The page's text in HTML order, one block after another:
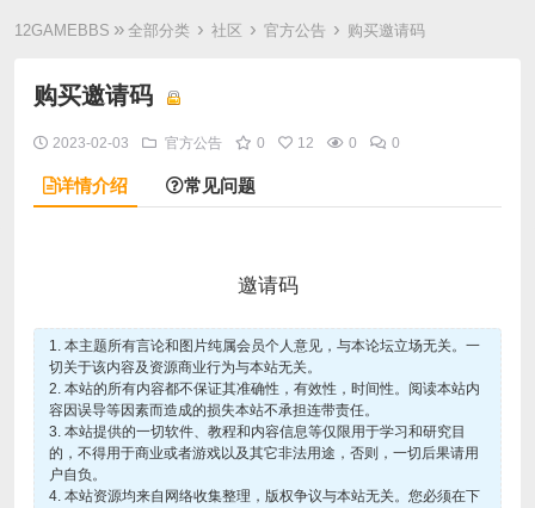
12GAMEBBS » 全部分类 › 社区 › 官方公告 › 购买邀请码
购买邀请码
2023-02-03 官方公告 0 12 0 0
详情介绍 常见问题
邀请码
1. 本主题所有言论和图片纯属会员个人意见，与本论坛立场无关。一
切关于该内容及资源商业行为与本站无关。
2. 本站的所有内容都不保证其准确性，有效性，时间性。阅读本站内
容因误导等因素而造成的损失本站不承担连带责任。
3. 本站提供的一切软件、教程和内容信息等仅限用于学习和研究目
的，不得用于商业或者游戏以及其它非法用途，否则，一切后果请用
户自负。
4. 本站资源均来自网络收集整理，版权争议与本站无关。您必须在下